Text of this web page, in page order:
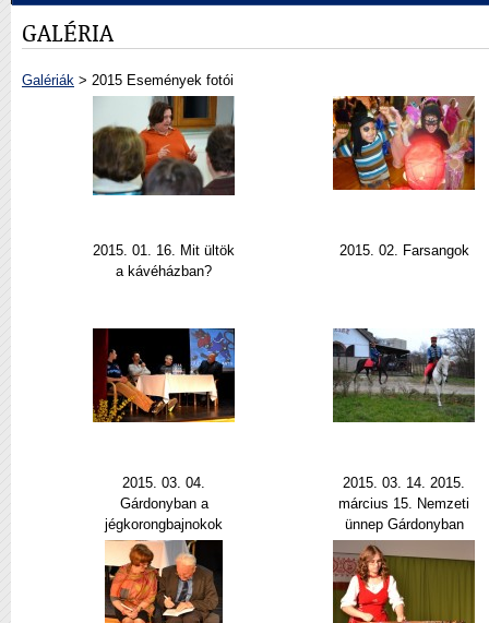
GALÉRIA
Galériák > 2015 Események fotói
2015. 01. 16. Mit ültök
a kávéházban?
2015. 02. Farsangok
2015. 03. 04.
Gárdonyban a
jégkorongbajnokok
2015. 03. 14. 2015.
március 15. Nemzeti
ünnep Gárdonyban